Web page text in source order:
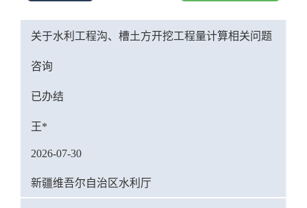
关于水利工程沟、槽土方开挖工程量计算相关问题
咨询
已办结
王*
2026-07-30
新疆维吾尔自治区水利厅